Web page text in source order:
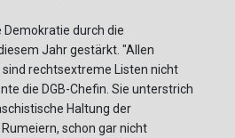
Demokratie durch die
Jahr gestärkt. "Allen
rechtsextreme Listen nicht
die DGB-Chefin. Sie unterstrich
Haltung der
schon gar nicht